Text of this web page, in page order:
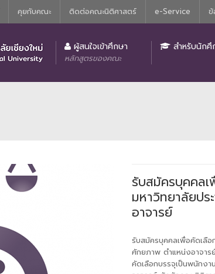
คุยกับคณะ ติดต่อคณะนิติศาสตร์ e-Service ข้
ผู้สนใจเข้าศึกษา
หลักสูตรของคณะ
สำหรับนักศึ
รับสมัครบุคคล
มหาวิทยาลัยป
อาจารย์
รับสมัครบุคคลเพื่อคัดเลือ
ศักยภาพ ตำแหน่งอาจาร
คัดเลือกบรรจุเป็นพนักง